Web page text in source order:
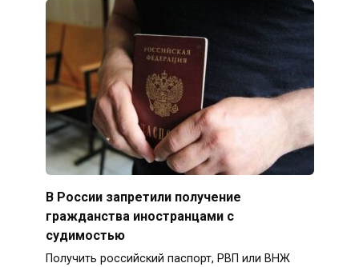
В России запретили получение
гражданства иностранцами с
судимостью
Получить российский паспорт, РВП или ВНЖ